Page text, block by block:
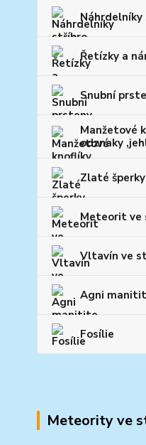
Řetízky a
Snubní
Manžetové
odznaky
Zlaté šperky
Meteorit ve
Vltavín ve
Agni
Fosílie
Meteority ve